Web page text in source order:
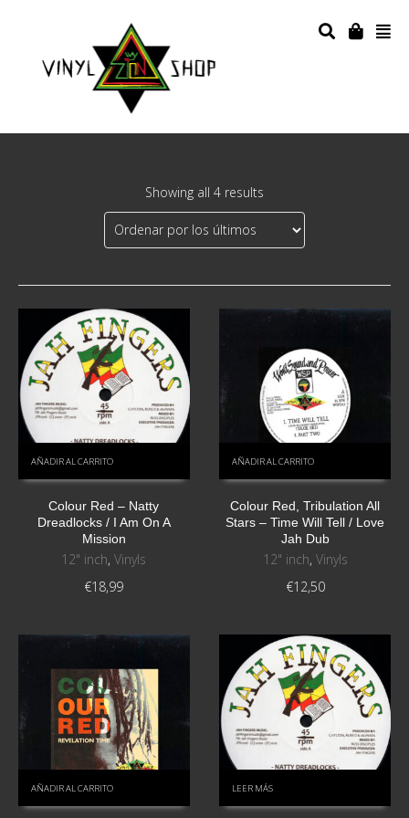
Showing all 4 results
AÑADIR AL CARRITO
Colour Red ‎– Natty
Dreadlocks / I Am On A
Mission
12" inch,Vinyls
€18,99
AÑADIR AL CARRITO
Colour Red, Tribulation All
Stars ‎– Time Will Tell / Love
Jah Dub
12" inch, Vinyls
€12,50
AÑADIR AL CARRITO LEER MÁS